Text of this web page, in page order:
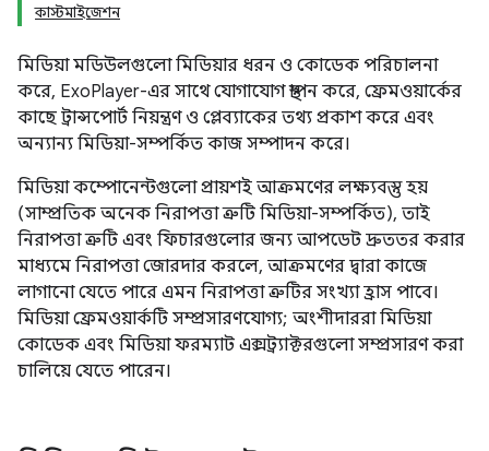
কাস্টমাইজেশন
মিডিয়া মডিউলগুলো মিডিয়ার ধরন ও কোডেক পরিচালনা
করে, ExoPlayer-এর সাথে যোগাযোগ স্থাপন করে, ফ্রেমওয়ার্কের
কাছে ট্রান্সপোর্ট নিয়ন্ত্রণ ও প্লেব্যাকের তথ্য প্রকাশ করে এবং
অন্যান্য মিডিয়া-সম্পর্কিত কাজ সম্পাদন করে।
মিডিয়া কম্পোনেন্টগুলো প্রায়শই আক্রমণের লক্ষ্যবস্তু হয়
(সাম্প্রতিক অনেক নিরাপত্তা ত্রুটি মিডিয়া-সম্পর্কিত), তাই
নিরাপত্তা ত্রুটি এবং ফিচারগুলোর জন্য আপডেট দ্রুততর করার
মাধ্যমে নিরাপত্তা জোরদার করলে, আক্রমণের দ্বারা কাজে
লাগানো যেতে পারে এমন নিরাপত্তা ত্রুটির সংখ্যা হ্রাস পাবে।
মিডিয়া ফ্রেমওয়ার্কটি সম্প্রসারণযোগ্য; অংশীদাররা মিডিয়া
কোডেক এবং মিডিয়া ফরম্যাট এক্সট্র্যাক্টরগুলো সম্প্রসারণ করা
চালিয়ে যেতে পারেন।